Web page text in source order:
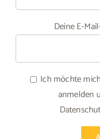
Deine E-
Ich möchte
anmelden